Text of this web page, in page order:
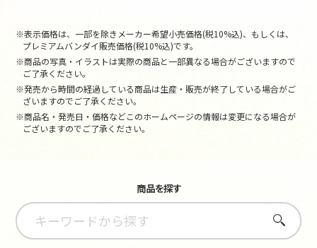
※表示価格は、一部を除きメーカー希望小売価格(税10%込)、もしくは、
プレミアムバンダイ販売価格(税10%込)です。
※商品の写真・イラストは実際の商品と一部異なる場合がございますので
ご了承ください。
※発売から時間の経過している商品は生産・販売が終了している場合がご
ざいますのでご了承ください。
※商品名・発売日・価格などこのホームページの情報は変更になる場合が
ございますのでご了承ください。
商品を探す
さがす